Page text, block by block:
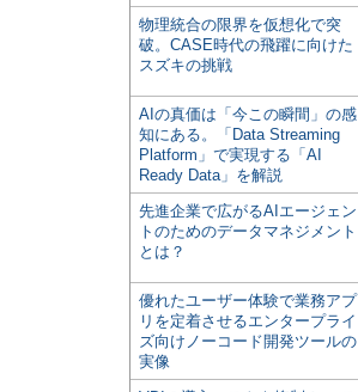
物理統合の限界を仮想化で突
破。CASE時代の飛躍に向けた
スズキの挑戦
AIの真価は「今この瞬間」の感
知にある。「Data Streaming
Platform」で実現する「AI
Ready Data」を解説
先進企業で広がるAIエージェン
トのためのデータマネジメント
とは？
優れたユーザー体験で業務アプ
リを定着させるエンタープライ
ズ向けノーコード開発ツールの
実像